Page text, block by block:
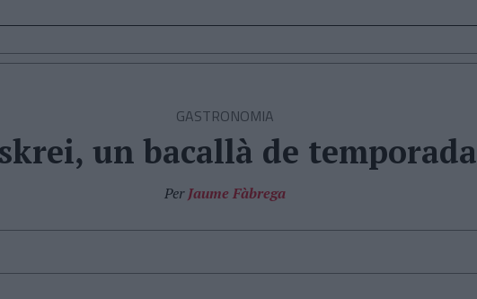
GASTRONOMIA
un bacallà de temporada
PerJaume Fàbrega